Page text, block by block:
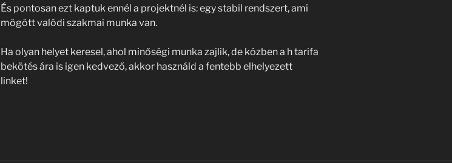
És pontosan ezt kaptuk ennél a projektnél is: egy stabil rendszert, ami
mögött valódi szakmai munka van.
Ha olyan helyet keresel, ahol minőségi munka zajlik, de közben a h tarifa
bekötés ára is igen kedvező, akkor használd a fentebb elhelyezett
linket!